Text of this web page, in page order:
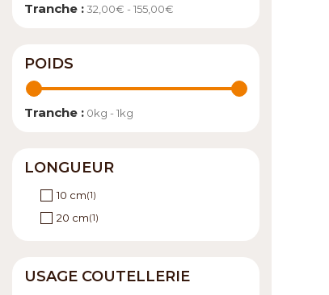
Tranche :32,00€ - 155,00€
POIDS
Tranche : 0kg - 1kg
LONGUEUR
10 cm(1)
20 cm(1)
USAGE COUTELLERIE